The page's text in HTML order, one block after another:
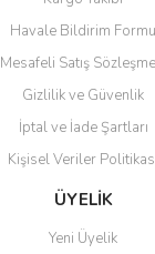
Gönder
Havale Bildirim Formu
Mesafeli Satış
Gizlilik ve Güvenlik
İptal ve İade Şartları
Kişisel Veriler
ÜYELİK
Yeni Üyelik